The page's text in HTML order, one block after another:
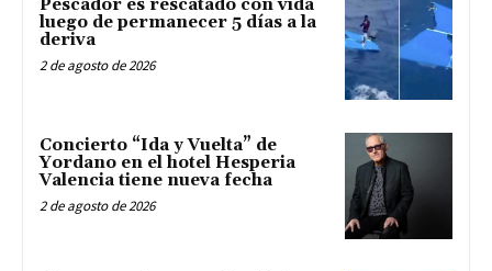
Pescador es rescatado con vida
luego de permanecer 5 días a la
deriva
2 de agosto de 2026
Concierto “Ida y Vuelta” de
Yordano en el hotel Hesperia
Valencia tiene nueva fecha
2 de agosto de 2026